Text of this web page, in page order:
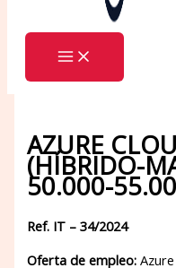
AZURE
(HÍBRIDO-
50.000-
Ref. IT – 34/2024
Oferta de empleo: